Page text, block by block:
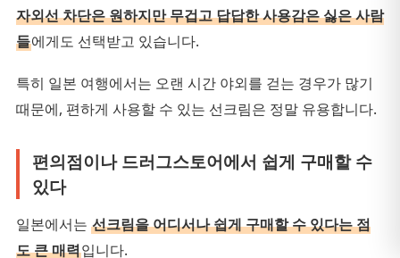
자외선 차단은 원하지만 무겁고 답답한 사용감은 싫은 사람
들에게도 선택받고 있습니다.
특히 일본 여행에서는 오랜 시간 야외를 걷는 경우가 많기
때문에, 편하게 사용할 수 있는 선크림은 정말 유용합니다.
편의점이나 드러그스토어에서 쉽게 구매할 수
있다
일본에서는 선크림을 어디서나 쉽게 구매할 수 있다는 점
도 큰 매력입니다.